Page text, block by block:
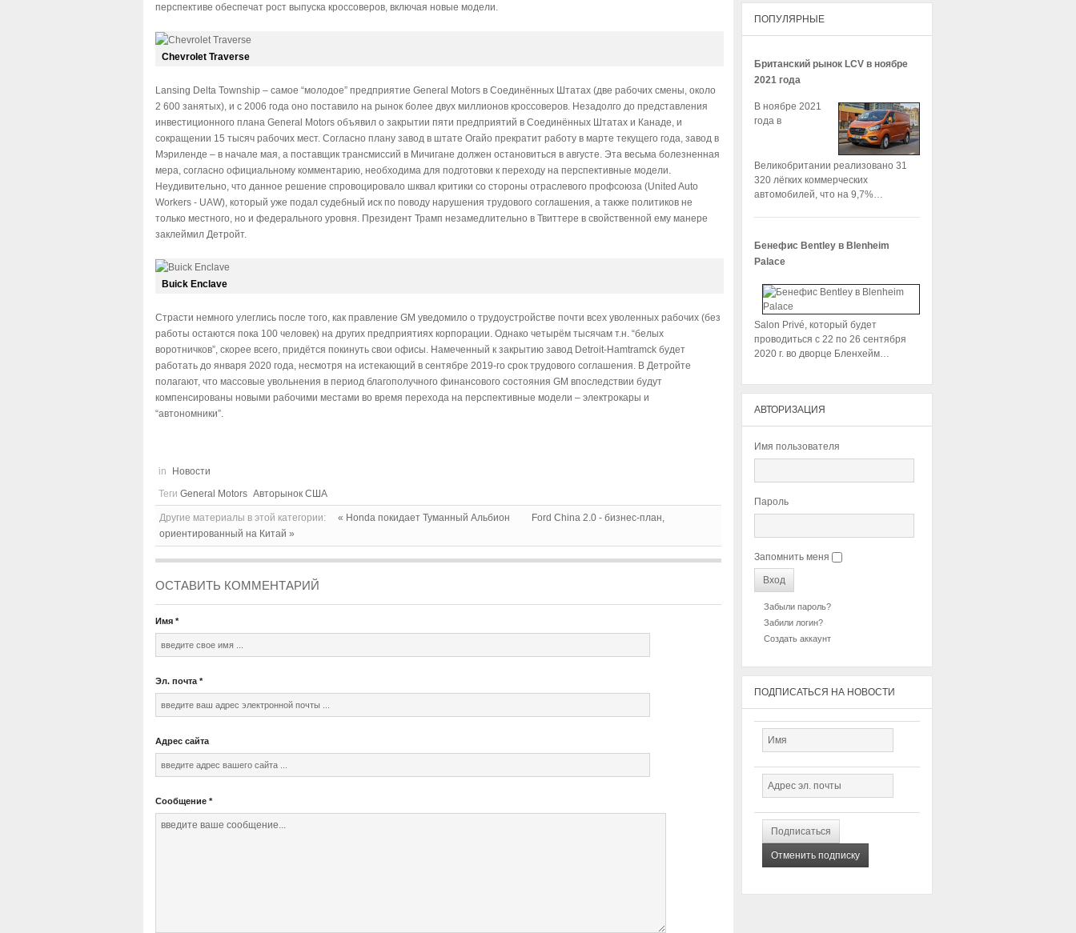
перспективе обеспечат рост выпуска кроссоверов, включая новые модели.
Chevrolet Traverse
Lansing Delta Township – самое “молодое” предприятие General Motors в Соединённых Штатах (две рабочих смены, около
2 600 занятых), и с 2006 года оно поставило на рынок более двух миллионов кроссоверов. Незадолго до представления
инвестиционного плана General Motors объявил о закрытии пяти предприятий в Соединённых Штатах и Канаде, и
сокращении 15 тысяч рабочих мест. Согласно плану завод в штате Огайо прекратит работу в марте текущего года, завод в
Мэриленде – в начале мая, а поставщик трансмиссий в Мичигане должен остановиться в августе. Эта весьма болезненная
мера, согласно официальному комментарию, необходима для подготовки к переходу на перспективные модели.
Неудивительно, что данное решение спровоцировало шквал критики со стороны отраслевого профсоюза (United Auto
Workers - UAW), который уже подал судебный иск по поводу нарушения трудового соглашения, а также политиков не
только местного, но и федерального уровня. Президент Трамп незамедлительно в Твиттере в свойственной ему манере
заклеймил Детройт.
Buick Enclave
Страсти немного улеглись после того, как правление GM уведомило о трудоустройстве почти всех уволенных рабочих (без
работы остаются пока 100 человек) на других предприятиях корпорации. Однако четырём тысячам т.н. “белых
воротничков”, скорее всего, придётся покинуть свои офисы. Намеченный к закрытию завод Detroit-Hamtramck будет
работать до января 2020 года, несмотря на истекающий в сентябре 2019-го срок трудового соглашения. В Детройте
полагают, что массовые увольнения в период благополучного финансового состояния GM впоследствии будут
компенсированы новыми рабочими местами во время перехода на перспективные модели – электрокары и
“автономники”.
in
Новости
Теги General Motors Авторынок США
Другие материалы в этой категории: « Honda покидает Туманный Альбион
Ford China 2.0 - бизнес-план,
ориентированный на Китай »
ОСТАВИТЬ КОММЕНТАРИЙ
Имя *
Эл. почта *
Адрес сайта
Сообщение *
ПОПУЛЯРНЫЕ
Британский рынок LCV в ноябре
2021 года
В ноябре 2021
года в
Великобритании реализовано 31
320 лёгких коммерческих
автомобилей, что на 9,7%…
Бенефис Bentley в Blenheim
Palace
Salon Privé, который будет
проводиться с 22 по 26 сентября
2020 г. во дворце Бленхейм…
АВТОРИЗАЦИЯ
Имя пользователя
Пароль
Запомнить меня
Забыли пароль?
Забили логин?
Создать аккаунт
ПОДПИСАТЬСЯ НА НОВОСТИ